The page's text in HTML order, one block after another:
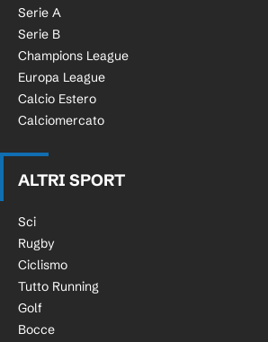
Serie A
Serie B
Champions League
Europa League
Calcio Estero
Calciomercato
ALTRI SPORT
Sci
Rugby
Ciclismo
Tutto Running
Golf
Bocce